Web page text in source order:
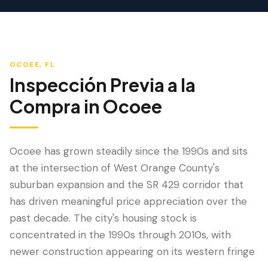
LANGUAGE
English Português Español✓ 中文
OCOEE, FL
Inspección Previa a la
Compra in Ocoee
Ocoee has grown steadily since the 1990s and sits
at the intersection of West Orange County's
suburban expansion and the SR 429 corridor that
has driven meaningful price appreciation over the
past decade. The city's housing stock is
concentrated in the 1990s through 2010s, with
newer construction appearing on its western fringe